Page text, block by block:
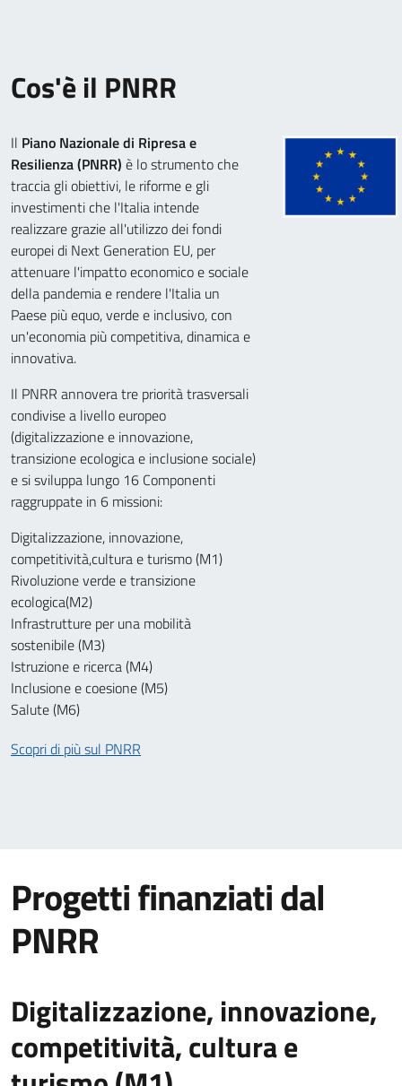
Cos'è il PNRR
Il Piano Nazionale di Ripresa e
Resilienza (PNRR) è lo strumento che
traccia gli obiettivi, le riforme e gli
investimenti che l'Italia intende
realizzare grazie all'utilizzo dei fondi
europei di Next Generation EU, per
attenuare l'impatto economico e sociale
della pandemia e rendere l'Italia un
Paese più equo, verde e inclusivo, con
un'economia più competitiva, dinamica e
innovativa.
Il PNRR annovera tre priorità trasversali
condivise a livello europeo
(digitalizzazione e innovazione,
transizione ecologica e inclusione sociale)
e si sviluppa lungo 16 Componenti
raggruppate in 6 missioni:
Digitalizzazione, innovazione,
competitività,cultura e turismo (M1)
Rivoluzione verde e transizione
ecologica(M2)
Infrastrutture per una mobilità
sostenibile (M3)
Istruzione e ricerca (M4)
Inclusione e coesione (M5)
Salute (M6)
Scopri di più sul PNRR
Progetti finanziati dal
PNRR
Digitalizzazione, innovazione,
competitività, cultura e